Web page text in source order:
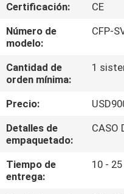
VIAJE
DE
LA
FÁBRICA
CONTROL
DE
CALIDAD
Certificación:
CE
Número de
modelo:
CFP-
Cantidad de
orden mínima:
1
Precio:
Detalles de
empaquetado:
CASO
Tiempo de
entrega:
10 -